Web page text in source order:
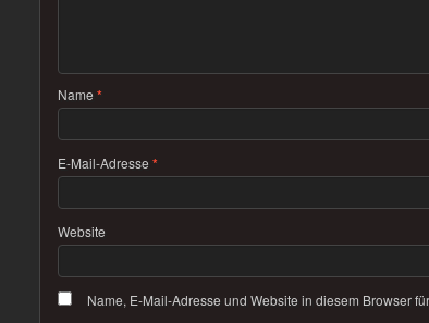
Name *
E-Mail-Adresse *
Website
Name, E-Mail-Adresse und Website in diesem Browser